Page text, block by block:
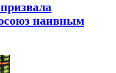
наивным